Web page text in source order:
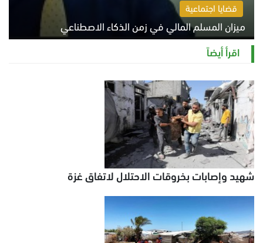
قضايا اجتماعية
ميزان المسلم المالي في زمن الذكاء الاصطناعي
السبت 8 أغسطس 2026 11:21 ص
اقرأ أيضاً
شهيد وإصابات بخروقات الاحتلال لاتفاق غزة